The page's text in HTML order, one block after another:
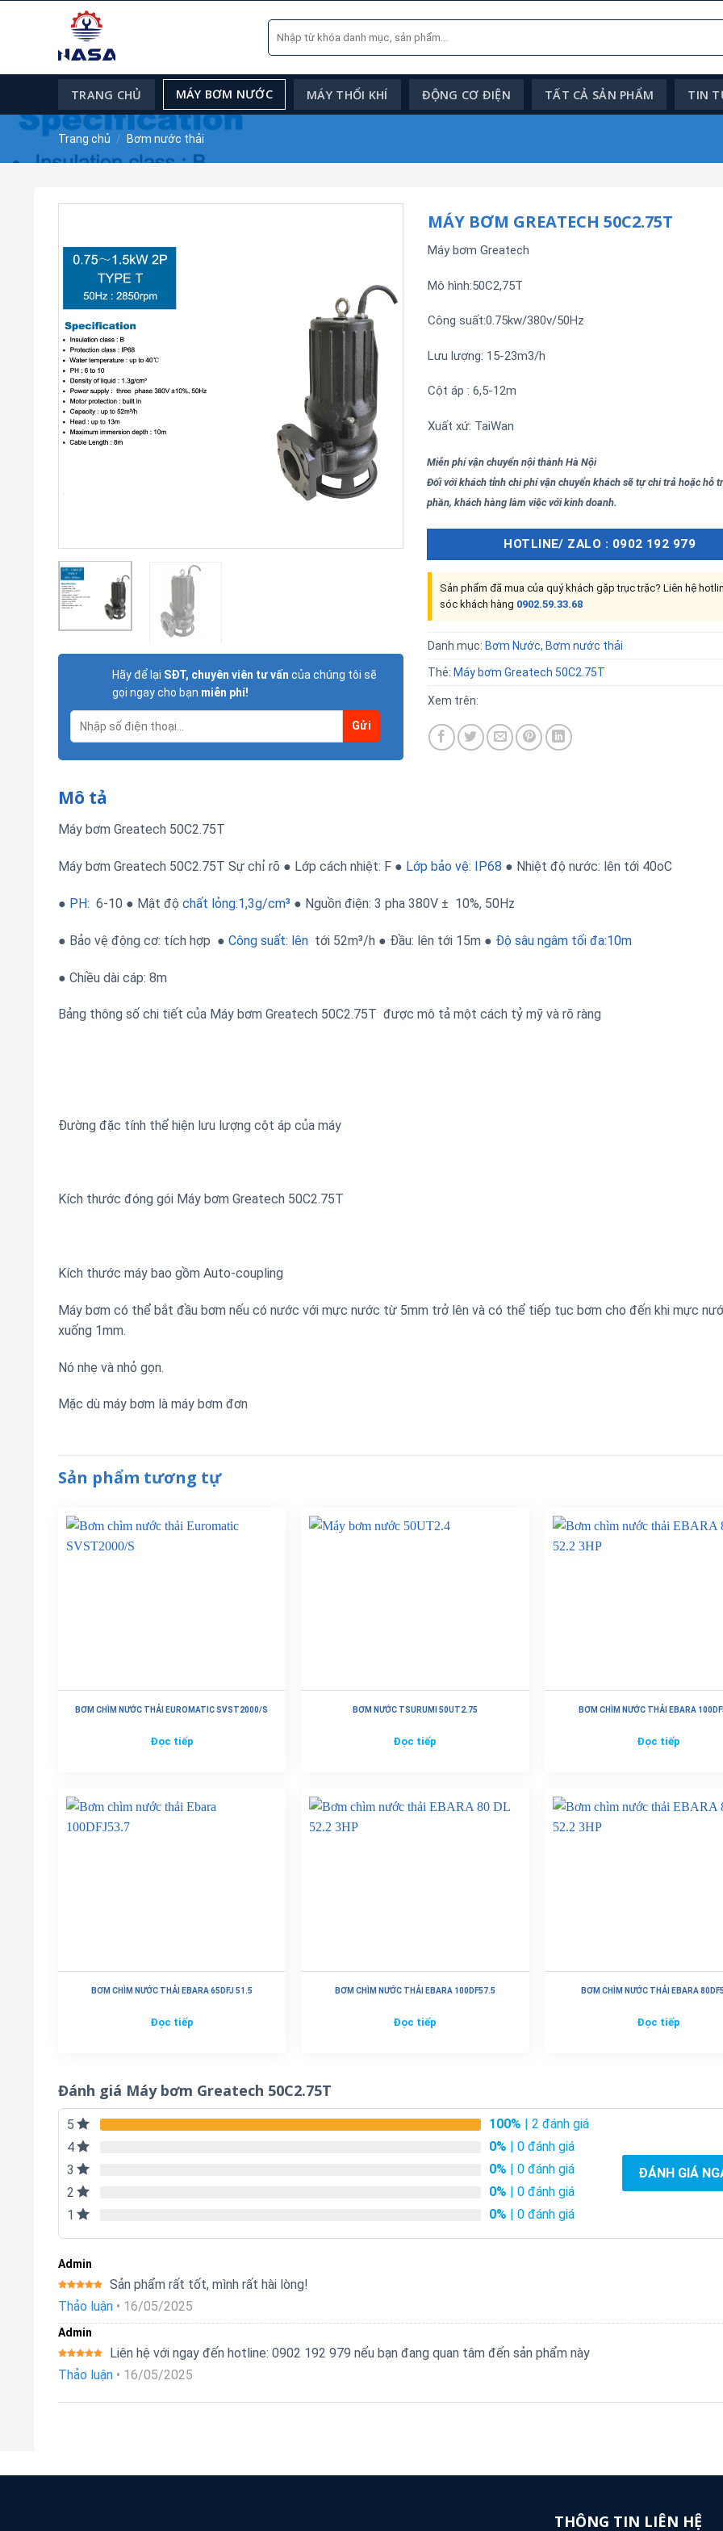
Tìm
kiếm:
TRANG CHỦ MÁY BƠM NƯỚC MÁY THỔI KHÍ ĐỘNG CƠ ĐIỆN TẤT CẢ SẢN PHẨM TIN
Trang chủ / Bơm nước thải
Hãy để lại SĐT, chuyên viên tư vấn của chúng tôi sẽ
gọi ngay cho bạn miễn phí!
MÁY BƠM GREATECH 50C2.75T
Máy bơm Greatech
Mô hình:50C2,75T
Công suất:0.75kw/380v/50Hz
Lưu lượng: 15-23m3/h
Cột áp : 6,5-12m
Xuất xứ: TaiWan
Miễn phí vận chuyển nội thành Hà Nội
Đối với khách tỉnh chi phí vận chuyển khách sẽ tự chi trả hoặc hỗ
phần, khách hàng làm việc với kinh doanh.
HOTLINE/ ZALO : 0902 192 979
Sản phẩm đã mua của quý khách gặp trục trặc? Liên hệ
sóc khách hàng 0902.59.33.68
Danh mục: Bơm Nước, Bơm nước thải
Thẻ: Máy bơm Greatech 50C2.75T
Xem trên:
Mô tả
Máy bơm Greatech 50C2.75T
Máy bơm Greatech 50C2.75T Sự chỉ rõ ● Lớp cách nhiệt: F ● Lớp bảo vệ: IP68 ● Nhiệt độ nước: lên tới 40oC
● PH: 6-10 ● Mật độ chất lỏng:1,3g/cm³ ● Nguồn điện: 3 pha 380V ± 10%, 50Hz
● Bảo vệ động cơ: tích hợp ● Công suất: lên tới 52m³/h ● Đầu: lên tới 15m ● Độ sâu ngâm tối đa:10m
● Chiều dài cáp: 8m
Bảng thông số chi tiết của Máy bơm Greatech 50C2.75T được mô tả một cách tỷ mỹ và rõ ràng
Đường đặc tính thể hiện lưu lượng cột áp của máy
Kích thước đóng gói Máy bơm Greatech 50C2.75T
Kích thước máy bao gồm Auto-coupling
Máy bơm có thể bắt đầu bơm nếu có nước với mực nước từ 5mm trở lên và có thể tiếp tục bơm cho đến khi mực
xuống 1mm.
Nó nhẹ và nhỏ gọn.
Mặc dù máy bơm là máy bơm đơn
Sản phẩm tương tự
BƠM CHÌM NƯỚC THẢI EUROMATIC SVST2000/S
Đọc tiếp
BƠM NƯỚC TSURUMI 50UT2.75
Đọc tiếp
BƠM CHÌM NƯỚC THẢI EBARA
Đọc tiếp
BƠM CHÌM NƯỚC THẢI EBARA 65DFJ 51.5
Đọc tiếp
BƠM CHÌM NƯỚC THẢI EBARA 100DF57.5
Đọc tiếp
BƠM CHÌM NƯỚC THẢI EBARA
Đọc tiếp
Đánh giá Máy bơm Greatech 50C2.75T
5 100% | 2 đánh giá
4
0% | 0 đánh giá
3
0% | 0 đánh giá
2
0% | 0 đánh giá
1
0% | 0 đánh giá
ĐÁNH GIÁ
Admin
Được xếp
hạng5
Sản phẩm rất tốt, mình rất hài lòng!
Thảo luận • 16/05/2025
Admin
Được xếp
hạng5
Liên hệ với ngay đến hotline: 0902 192 979 nếu bạn đang quan tâm đến sản phẩm này
Thảo luận • 16/05/2025
THÔNG TIN LIÊN HỆ